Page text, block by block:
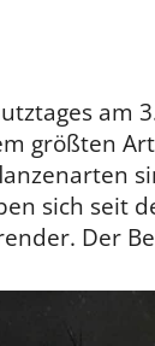
am
größten
sich seit
Der
welche
Deine
Website